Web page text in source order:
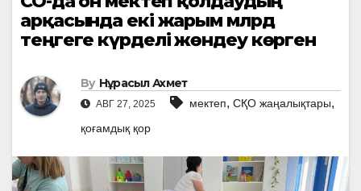
арқасында екі жарым млрд
теңгеге күрделі жөндеу көрген
By Нұрасыл Ахмет
АВГ 27, 2025 мектеп, СҚО жаңалықтары,
қоғамдық қор